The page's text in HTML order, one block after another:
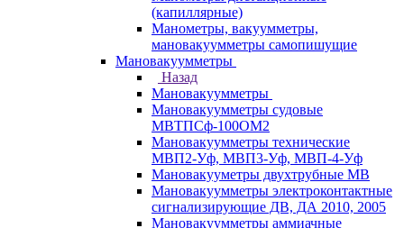
(капиллярные)
Манометры, вакуумметры,
мановакуумметры самопишущие
Мановакуумметры
Назад
Мановакуумметры
Мановакуумметры судовые
МВТПСф-100ОМ2
Мановакуумметры технические
МВП2-Уф, МВП3-Уф, МВП-4-Уф
Мановакууметры двухтрубные МВ
Мановакуумметры электроконтактные
сигнализирующие ДВ, ДА 2010, 2005
Мановакуумметры аммиачные